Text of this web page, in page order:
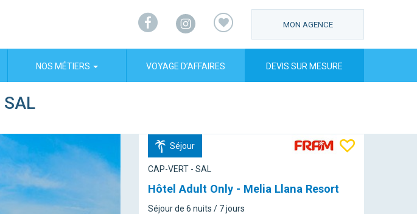
Facebook
Instagram
MON AGENCE
NOS MÉTIERS VOYAGE D’AFFAIRES DEVIS SUR MESURE
SAL
Séjour
CAP-VERT - SAL
Hôtel Adult Only - Melia Llana Resort
Séjour de 6 nuits / 7 jours